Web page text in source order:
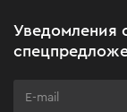
Клуб мастерства
Уведомления